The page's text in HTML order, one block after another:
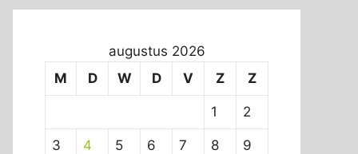
augustus 2026
M
D W D V Z Z
1 2
3 4 5 6 7 8 9